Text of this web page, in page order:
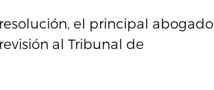
el principal abogado
al Tribunal de